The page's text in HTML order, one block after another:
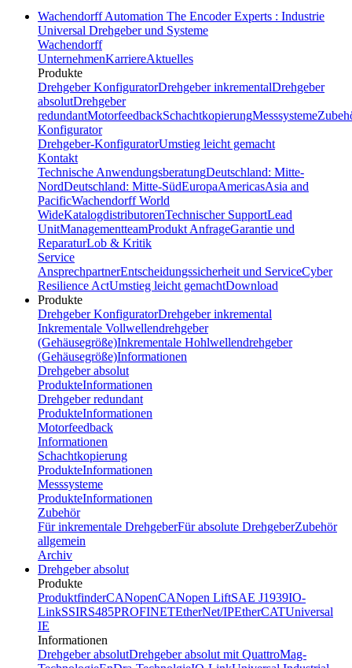
Wachendorff Automation The Encoder Experts : Industrie
Universal Drehgeber und Systeme
Wachendorff
UnternehmenKarriereAktuelles
Produkte
Drehgeber KonfiguratorDrehgeber inkrementalDrehgeber
absolutDrehgeber
redundantMotorfeedbackSchachtkopierungMesssysteme
Konfigurator
Drehgeber-KonfiguratorUmstieg leicht gemacht
Kontakt
Technische AnwendungsberatungDeutschland: Mitte-
NordDeutschland: Mitte-SüdEuropaAmericasAsia and
PacificWachendorff World
WideKatalogdistributorenTechnischer SupportLead
UnitManagementteamProdukt AnfrageGarantie und
ReparaturLob & Kritik
Service
AnsprechpartnerEntscheidungssicherheit und ServiceCyber
Resilience ActUmstieg leicht gemachtDownload
Produkte
Drehgeber KonfiguratorDrehgeber inkremental
Inkrementale Vollwellendrehgeber
(Gehäusegröße)Inkrementale Hohlwellendrehgeber
(Gehäusegröße)Informationen
Drehgeber absolut
ProdukteInformationen
Drehgeber redundant
ProdukteInformationen
Motorfeedback
Informationen
Schachtkopierung
ProdukteInformationen
Messsysteme
ProdukteInformationen
Zubehör
Für inkrementale DrehgeberFür absolute DrehgeberZubehör
allgemein
Archiv
Drehgeber absolut
Produkte
ProduktfinderCANopenCANopen LiftSAE J1939IO-
LinkSSIRS485PROFINETEtherNet/IPEtherCATUniversal
IE
Informationen
Drehgeber absolutDrehgeber absolut mit QuattroMag-